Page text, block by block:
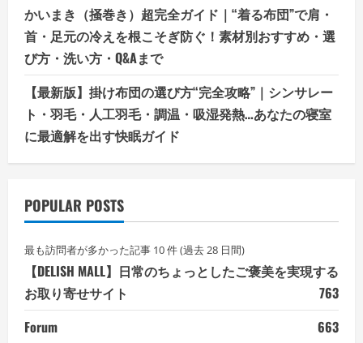
かいまき（掻巻き）超完全ガイド｜“着る布団”で肩・
首・足元の冷えを根こそぎ防ぐ！素材別おすすめ・選
び方・洗い方・Q&Aまで
【最新版】掛け布団の選び方“完全攻略”｜シンサレー
ト・羽毛・人工羽毛・調温・吸湿発熱…あなたの寝室
に最適解を出す快眠ガイド
POPULAR POSTS
最も訪問者が多かった記事 10 件 (過去 28 日間)
【DELISH MALL】日常のちょっとしたご褒美を実現する
お取り寄せサイト
763
Forum
663